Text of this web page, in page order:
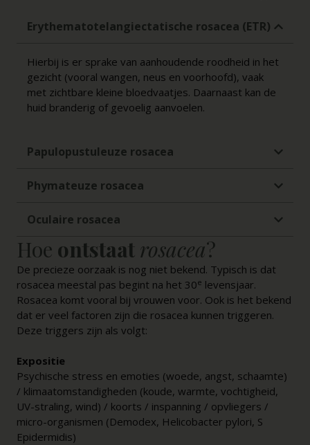
Erythematotelangiectatische rosacea (ETR)
Hierbij is er sprake van aanhoudende roodheid in het
gezicht (vooral wangen, neus en voorhoofd), vaak
met zichtbare kleine bloedvaatjes. Daarnaast kan de
huid branderig of gevoelig aanvoelen.
Papulopustuleuze rosacea
Phymateuze rosacea
Oculaire rosacea
Hoe ontstaat rosacea?
De precieze oorzaak is nog niet bekend. Typisch is dat
rosacea meestal pas begint na het 30e levensjaar.
Rosacea komt vooral bij vrouwen voor. Ook is het bekend
dat er veel factoren zijn die rosacea kunnen triggeren.
Deze triggers zijn als volgt:
Expositie
Psychische stress en emoties (woede, angst, schaamte)
/ klimaatomstandigheden (koude, warmte, vochtigheid,
UV-straling, wind) / koorts / inspanning / opvliegers /
micro-organismen (Demodex, Helicobacter pylori, S
Epidermidis)